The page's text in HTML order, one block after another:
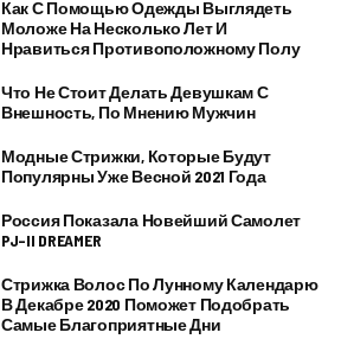
Как С Помощью Одежды Выглядеть
Моложе На Несколько Лет И
Нравиться Противоположному Полу
Что Не Стоит Делать Девушкам С
Внешность, По Мнению Мужчин
Модные Стрижки, Которые Будут
Популярны Уже Весной 2021 Года
Россия Показала Новейший Самолет
PJ–II DREAMER
Стрижка Волос По Лунному Календарю
В Декабре 2020 Поможет Подобрать
Самые Благоприятные Дни